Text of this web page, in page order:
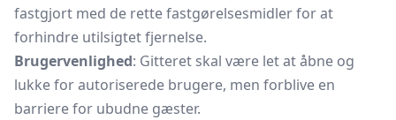
fastgjort med de rette fastgørelsesmidler for at
forhindre utilsigtet fjernelse.
Brugervenlighed: Gitteret skal være let at åbne og
lukke for autoriserede brugere, men forblive en
barriere for ubudne gæster.